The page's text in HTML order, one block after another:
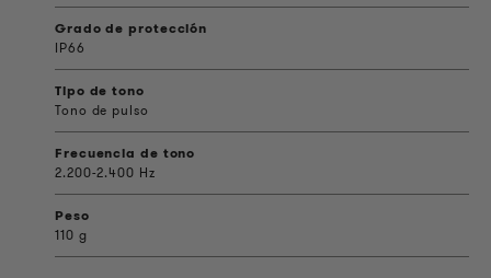
Grado de protección
IP66
Tipo de tono
Tono de pulso
Frecuencia de tono
2.200-2.400 Hz
Peso
110 g